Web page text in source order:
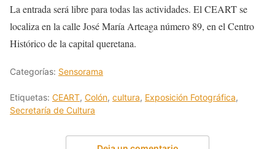
La entrada será libre para todas las actividades. El CEART se
localiza en la calle José María Arteaga número 89, en el Centro
Histórico de la capital queretana.
Categorías: Sensorama
Etiquetas: CEART, Colón, cultura, Exposición Fotográfica,
Secretaría de Cultura